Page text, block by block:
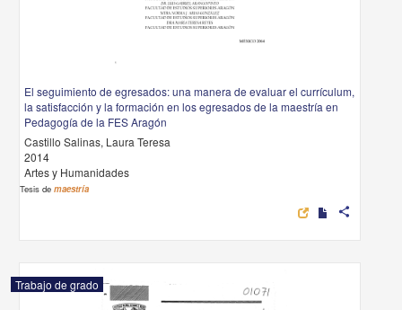
El seguimiento de egresados: una manera de evaluar el currículum,
la satisfacción y la formación en los egresados de la maestría en
Pedagogía de la FES Aragón
Castillo Salinas, Laura Teresa
2014
Artes y Humanidades
Tesis demaestría
share
Trabajo de grado